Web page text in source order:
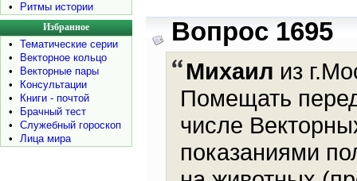
•
Ритмы истории
Избранное
•
Тематические серии
•
Векторное кольцо
•
Векторные пары
•
Консультации
•
Книги - почтой
•
Брачный тест
•
Служебный гороскоп
•
Лица мира
Вопрос 1695
Михаил из
Помещать
числе
показаниями